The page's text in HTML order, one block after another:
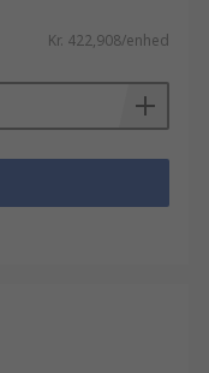
Kr. 422,908/enhed